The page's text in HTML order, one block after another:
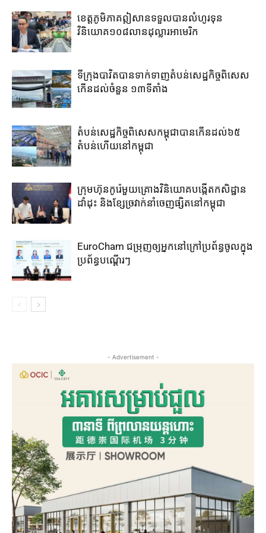
ខេត្ត​ភូមិភាគឦសាន​ទទួល​បាន​លំហូរទុន​
វិនិយោគ​១០៨​លាន​ដុល្លារ​អាមេរិក​
ទីក្រុងបាវិត​បាន​ទាក់​ទាញ​តំបន់​សេដ្ឋកិច្ច​ពិសេស​
កើន​ដល់​ចំនួន ១៣​ទីតាំង​
តំបន់សេដ្ឋកិច្ច​ពិសេស​កម្ពុជា​បាន​កើន​ដល់​៦៥​
តំបន់​ហើយ​នៅ​កម្ពុជា
ក្រុមហ៊ុន​កូរ៉េ​មួយគ្រោង​វិនិយោគ​បង្កើត​កសិដ្ឋាន​
ដាំដុះ​ និង​ខ្សែ​ច្រវាក់​នាំ​ចេញ​ផ្សិត​នៅ​កម្ពុជា​
EuroCham ជម្រុញឲ្យអ្នកនៅក្រៅប្រព័ន្ធចូលក្នុង
ប្រព័ន្ធបណ្តើរៗ
- Advertisement -